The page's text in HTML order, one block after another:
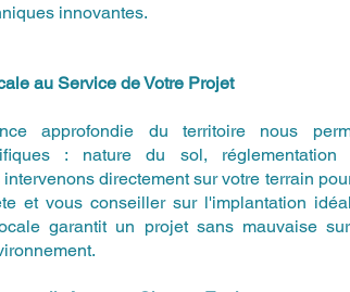
innovantes.
au Service de Votre Projet
approfondie du territoire nous
: nature du sol, réglementation
directement sur votre terrain
et vous conseiller sur l'implantation
garantit un projet sans mauvaise